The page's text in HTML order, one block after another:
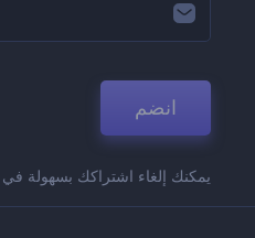
انضم
يمكنك إلغاء اشتراكك بسهولة